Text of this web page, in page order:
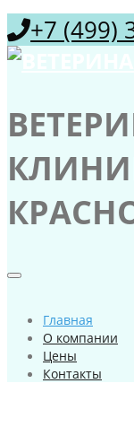
+7 (499)
Главная
О компании
Цены
Контакты